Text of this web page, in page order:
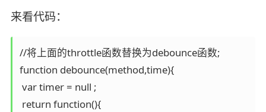
来看代码：
//将上面的throttle函数替换为debounce函数;
function debounce(method,time){
var timer = null ;
return function(){